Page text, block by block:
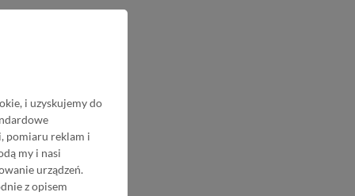
i uzyskujemy do
pomiaru reklam i
my i nasi
urządzeń.
z opisem